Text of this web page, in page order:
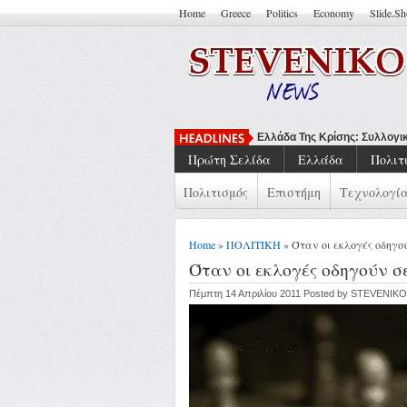
Home Greece Politics Economy
Να Μπορείς Ν
Πρώτη Σελίδα Ελλάδα
Πολιτισμός
Επιστήμη
Home»ΠΟΛΙΤΙΚΗ» Όταν οι εκλογές
Όταν οι εκλογές οδηγούν
Πέμπτη 14 Απριλίου 2011 Posted by STEVENIKO